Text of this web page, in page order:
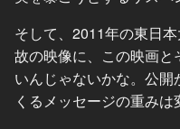
そして、2011年の東日
故の映像に、この映画
いんじゃないかな。公
くるメッセージの重みは